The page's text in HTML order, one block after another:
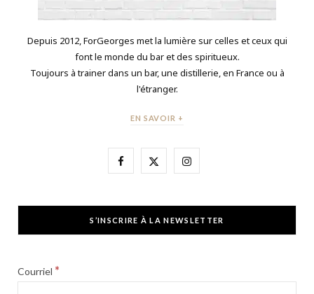
Depuis 2012, ForGeorges met la lumière sur celles et ceux qui
font le monde du bar et des spiritueux.
Toujours à trainer dans un bar, une distillerie, en France ou à
l'étranger.
EN SAVOIR +
F
e
X
w
I
t
S’INSCRIRE À LA NEWSLETTER
Courriel *